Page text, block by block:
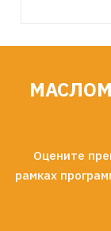
Оцените
рамках